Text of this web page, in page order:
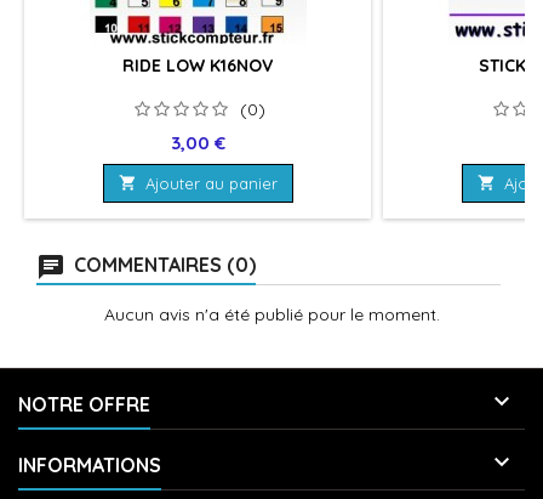
RIDE LOW K16NOV
(0)
Prix
3,00 €
 Ajouter au panier 
COMMENTAIRES (0)
Aucun avis n'a été publié pour le moment.
NOTRE OFFRE 
INFORMATIONS 